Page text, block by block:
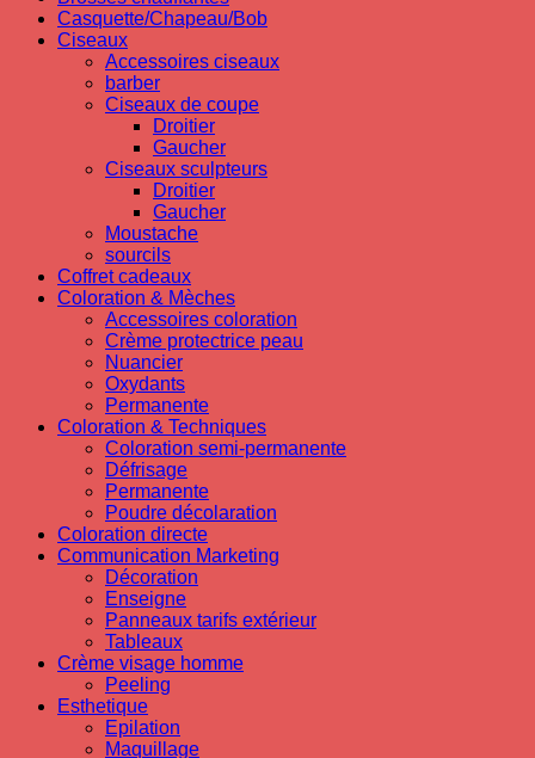
Casquette/Chapeau/Bob
Ciseaux
Accessoires ciseaux
barber
Ciseaux de coupe
Droitier
Gaucher
Ciseaux sculpteurs
Droitier
Gaucher
Moustache
sourcils
Coffret cadeaux
Coloration & Mèches
Accessoires coloration
Crème protectrice peau
Nuancier
Oxydants
Permanente
Coloration & Techniques
Coloration semi-permanente
Défrisage
Permanente
Poudre décolaration
Coloration directe
Communication Marketing
Décoration
Enseigne
Panneaux tarifs extérieur
Tableaux
Crème visage homme
Peeling
Esthetique
Epilation
Maquillage